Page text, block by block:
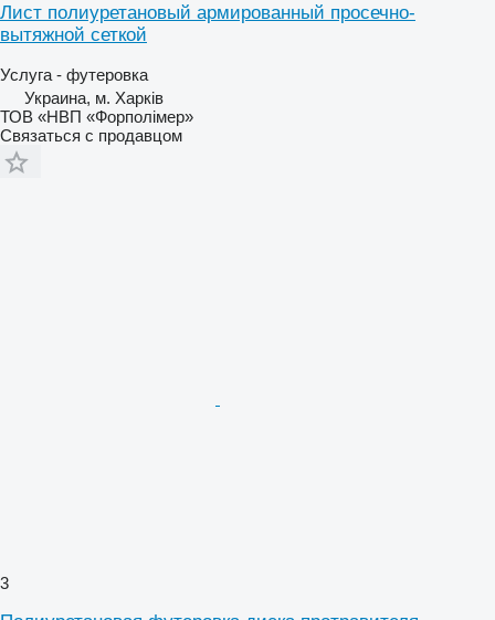
Лист полиуретановый армированный просечно-
вытяжной сеткой
Услуга - футеровка
Украина, м. Харків
ТОВ «НВП «Форполімер»
Связаться с продавцом
3